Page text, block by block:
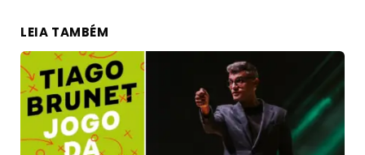
LEIA TAMBÉM